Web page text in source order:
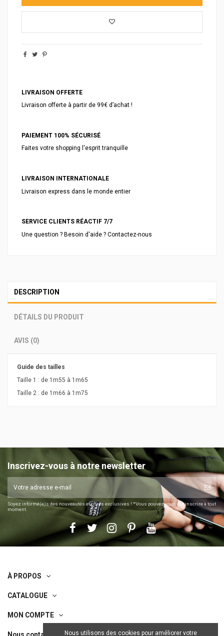
LIVRAISON OFFERTE
Livraison offerte à partir de 99€ d’achat !
PAIEMENT 100% SÉCURISÉ
Faites votre shopping l'esprit tranquille
LIVRAISON INTERNATIONALE
Livraison express dans le monde entier
SERVICE CLIENTS RÉACTIF 7/7
Une question ? Besoin d'aide ? Contactez-nous
DESCRIPTION
DÉTAILS DU PRODUIT
AVIS (0)
Guide des tailles
Taille 1 : de 1m55 à 1m65
Taille 2 : de 1m66 à 1m75
Inscrivez-vous à notre newsletter
Soyez informé(e)s des nouveautés et offres exclusives ! *Vous pouvez vous désinscrire à tout
moment.
À PROPOS
CATALOGUE
MON COMPTE
Nous utilisons des cookies pour améliorer votre